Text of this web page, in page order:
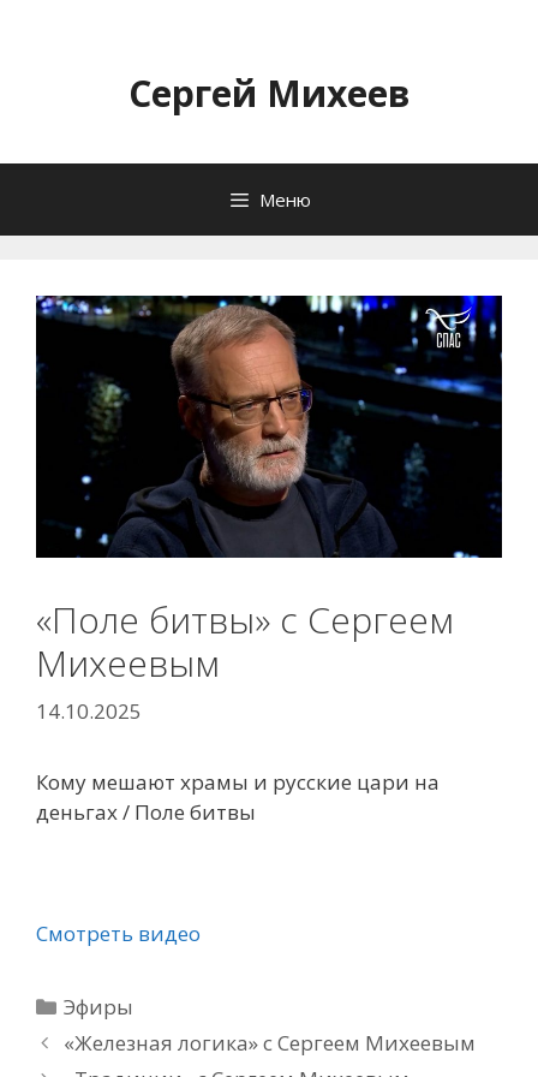
содержимомуСергей Михеев
Меню
«Поле битвы» с Сергеем
Михеевым
14.10.2025
Кому мешают храмы и русские цари на
деньгах / Поле битвы
Смотреть видео
Рубрики
Эфиры
«Железная логика» с Сергеем Михеевым